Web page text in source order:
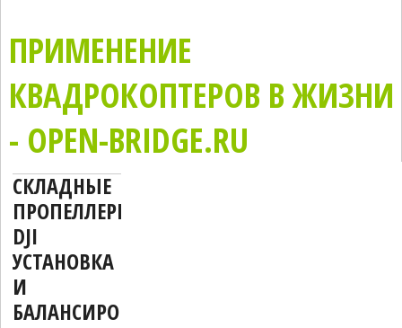
ПРИМЕНЕНИЕ
КВАДРОКОПТЕРОВ В ЖИЗНИ
- OPEN-BRIDGE.RU
СКЛАДНЫЕ
ПРОПЕЛЛЕРЫ
DJI
УСТАНОВКА
И
БАЛАНСИРОВКА